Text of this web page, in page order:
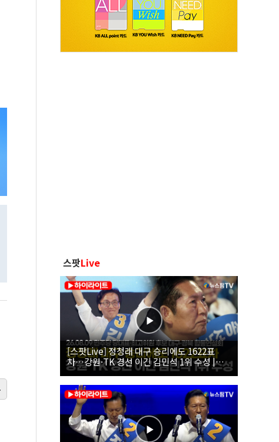
스팟Live
[스팟Live] 정청래 대구 승리에도 1622표
차…강원·TK 경선 이긴 김민석 1위 수성 |
26.08.09 더불어민주당 당대표·최고위원 후
보 대구·경북 합동연설회